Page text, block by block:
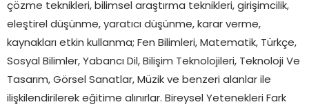
çözme teknikleri, bilimsel araştırma teknikleri, girişimcilik,
eleştirel düşünme, yaratıcı düşünme, karar verme,
kaynakları etkin kullanma; Fen Bilimleri, Matematik, Türkçe,
Sosyal Bilimler, Yabancı Dil, Bilişim Teknolojileri, Teknoloji Ve
Tasarım, Görsel Sanatlar, Müzik ve benzeri alanlar ile
ilişkilendirilerek eğitime alınırlar. Bireysel Yetenekleri Fark